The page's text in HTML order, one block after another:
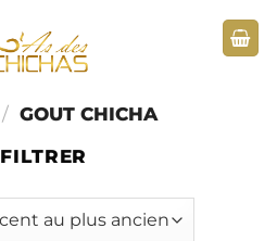
/ GOUT CHICHA
FILTRER